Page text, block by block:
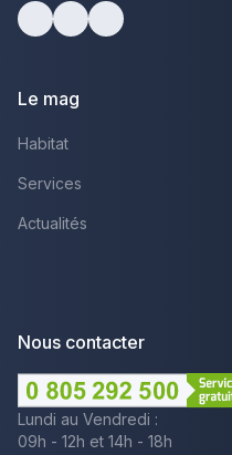
Le mag
Habitat
Services
Actualités
Nous contacter
Lundi au Vendredi :
09h - 12h et 14h - 18h